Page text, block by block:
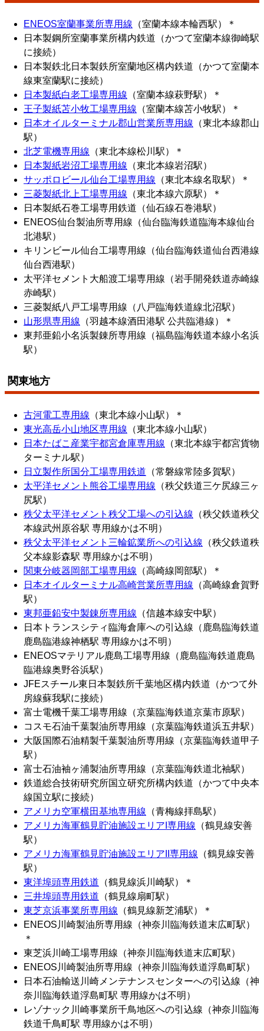
ENEOS室蘭事業所専用線 （室蘭本線本輪西駅）＊
日本製鋼所室蘭事業所構内鉄道（かつて室蘭本線御崎駅
に接続）
日本製鉄北日本製鉄所室蘭地区構内鉄道（かつて室蘭本
線東室蘭駅に接続）
日本製紙白老工場専用線 （室蘭本線萩野駅）＊
王子製紙苫小牧工場専用線 （室蘭本線苫小牧駅）＊
日本オイルターミナル郡山営業所専用線 （東北本線郡山
駅）
北芝電機専用線 （東北本線松川駅）＊
日本製紙岩沼工場専用線 （東北本線岩沼駅）
サッポロビール仙台工場専用線 （東北本線名取駅）＊
三菱製紙北上工場専用線 （東北本線六原駅）＊
日本製紙石巻工場専用鉄道（仙石線石巻港駅）
ENEOS仙台製油所専用線（仙台臨海鉄道臨海本線仙台
北港駅）
キリンビール仙台工場専用線（仙台臨海鉄道仙台西港線
仙台西港駅）
太平洋セメント大船渡工場専用線（岩手開発鉄道赤崎線
赤崎駅）
三菱製紙八戸工場専用線（八戸臨海鉄道線北沼駅）
山形県専用線 （羽越本線酒田港駅 公共臨港線）＊
東邦亜鉛小名浜製錬所専用線（福島臨海鉄道本線小名浜
駅）
関東地方
古河電工専用線 （東北本線小山駅）＊
東光高岳小山地区専用線 （東北本線小山駅）
日本たばこ産業宇都宮倉庫専用線 （東北本線宇都宮貨物
ターミナル駅）
日立製作所国分工場専用鉄道 （常磐線常陸多賀駅）
太平洋セメント熊谷工場専用線 （秩父鉄道三ケ尻線三ヶ
尻駅）
秩父太平洋セメント秩父工場への引込線 （秩父鉄道秩父
本線武州原谷駅 専用線かは不明）
秩父太平洋セメント三輪鉱業所への引込線 （秩父鉄道秩
父本線影森駅 専用線かは不明）
関東分岐器岡部工場専用線 （高崎線岡部駅）＊
日本オイルターミナル高崎営業所専用線 （高崎線倉賀野
駅）
東邦亜鉛安中製錬所専用線 （信越本線安中駅）
日本トランスシティ臨海倉庫への引込線（鹿島臨海鉄道
鹿島臨港線神栖駅 専用線かは不明）
ENEOSマテリアル鹿島工場専用線（鹿島臨海鉄道鹿島
臨港線奥野谷浜駅）
JFEスチール東日本製鉄所千葉地区構内鉄道（かつて外
房線蘇我駅に接続）
富士電機千葉工場専用線（京葉臨海鉄道京葉市原駅）
コスモ石油千葉製油所専用線（京葉臨海鉄道浜五井駅）
大阪国際石油精製千葉製油所専用線（京葉臨海鉄道甲子
駅）
富士石油袖ヶ浦製油所専用線（京葉臨海鉄道北袖駅）
鉄道総合技術研究所国立研究所構内鉄道（かつて中央本
線国立駅に接続）
アメリカ空軍横田基地専用線 （青梅線拝島駅）
アメリカ海軍鶴見貯油施設エリアI専用線 （鶴見線安善
駅）
アメリカ海軍鶴見貯油施設エリアII専用線 （鶴見線安善
駅）
東洋埠頭専用鉄道 （鶴見線浜川崎駅）＊
三井埠頭専用鉄道 （鶴見線扇町駅）
東芝京浜事業所専用線 （鶴見線新芝浦駅）＊
ENEOS川崎製油所専用線（神奈川臨海鉄道末広町駅）
＊
東芝浜川崎工場専用線（神奈川臨海鉄道末広町駅）
ENEOS川崎製油所専用線（神奈川臨海鉄道浮島町駅）
日本石油輸送川崎メンテナンスセンターへの引込線（神
奈川臨海鉄道浮島町駅 専用線かは不明）
レゾナック川崎事業所千鳥地区への引込線（神奈川臨海
鉄道千鳥町駅 専用線かは不明）